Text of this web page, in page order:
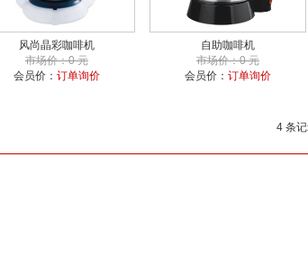
风尚晶彩咖啡机
市场价：0 元
会员价： 订单询价
自助咖啡机
市场价：0 元
会员价： 订单询价
4 条